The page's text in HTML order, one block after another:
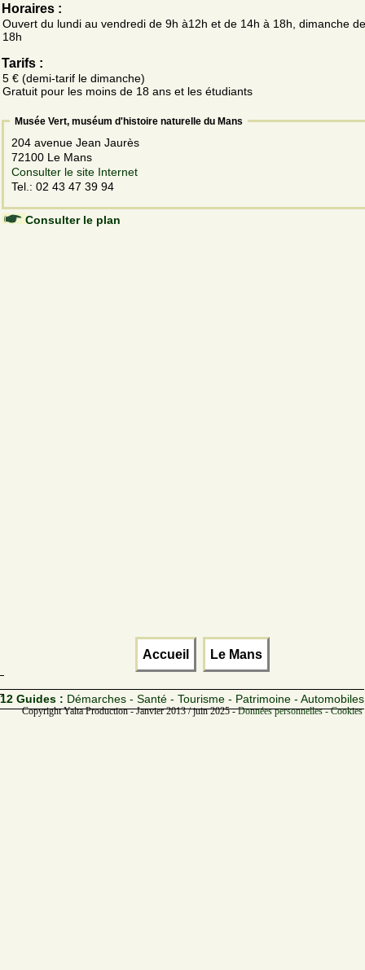
Horaires :
Ouvert du lundi au vendredi de 9h à12h et de 14h à 18h, dimanche
18h
Tarifs :
5 € (demi-tarif le dimanche)
Gratuit pour les moins de 18 ans et les étudiants
Musée Vert, muséum d'histoire naturelle du Mans
204 avenue Jean Jaurès
72100 Le Mans
Consulter le site Internet
Tel.: 02 43 47 39 94
Consulter le plan
Accueil Le Mans
12 Guides : Démarches - Santé - Tourisme - Patrimoine - Automobiles
Copyright Yalta Production - Janvier 2013 / juin 2025 -Données personnelles -